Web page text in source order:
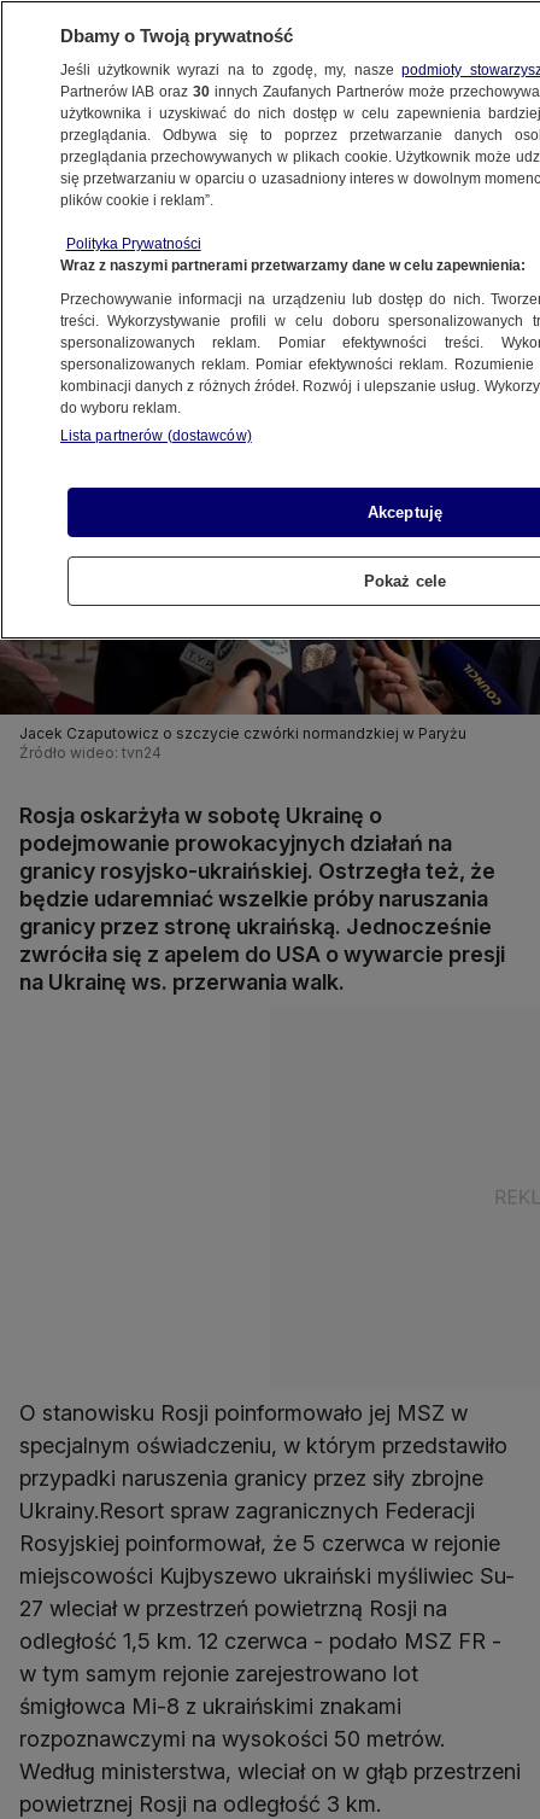
ŚWIAT
przekracza granicę"
14.06.2014, 19:44Aktualizacja: 14.06.2014, 20:20
Udostępnij
Jacek Czaputowicz o szczycie czwórki normandzkiej w Paryżu
Źródło wideo: tvn24
Rosja oskarżyła w sobotę Ukrainę o
podejmowanie prowokacyjnych działań na
granicy rosyjsko-ukraińskiej. Ostrzegła też, że
będzie udaremniać wszelkie próby naruszania
granicy przez stronę ukraińską. Jednocześnie
zwróciła się z apelem do USA o wywarcie presji
na Ukrainę ws. przerwania walk.
O stanowisku Rosji poinformowało jej MSZ w
specjalnym oświadczeniu, w którym przedstawiło
przypadki naruszenia granicy przez siły zbrojne
Ukrainy.Resort spraw zagranicznych Federacji
Rosyjskiej poinformował, że 5 czerwca w rejonie
miejscowości Kujbyszewo ukraiński myśliwiec Su-
27 wleciał w przestrzeń powietrzną Rosji na
odległość 1,5 km. 12 czerwca - podało MSZ FR -
w tym samym rejonie zarejestrowano lot
śmigłowca Mi-8 z ukraińskimi znakami
rozpoznawczymi na wysokości 50 metrów.
Według ministerstwa, wleciał on w głąb przestrzeni
powietrznej Rosji na odległość 3 km.
Dbamy o Twoją prywatność
Jeśli użytkownik wyrazi na to zgodę, my, naszepodmioty
Partnerów IAB oraz30 innych Zaufanych Partnerów może
użytkownika i uzyskiwać do nich dostęp w celu zapewnienia
przeglądania. Odbywa się to poprzez przetwarzanie danych
przeglądania przechowywanych w plikach cookie. Użytkownik może
się przetwarzaniu w oparciu o uzasadniony interes w dowolnym
plików cookie i reklam”.
Polityka Prywatności
Wraz z naszymi partnerami przetwarzamy dane w celu zapewnienia:
Przechowywanie informacji na urządzeniu lub dostęp do nich.
treści. Wykorzystywanie profili w celu doboru spersonalizowanych
spersonalizowanych reklam. Pomiar efektywności treści.
spersonalizowanych reklam. Pomiar efektywności reklam.
kombinacji danych z różnych źródeł. Rozwój i ulepszanie usług.
do wyboru reklam.
Lista partnerów (dostawców)
Akceptuję
Pokaż cele